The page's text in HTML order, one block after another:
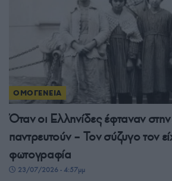
ΟΜΟΓΕΝΕΙΑ
Όταν οι Ελληνίδες έφταναν
παντρευτούν – Τον σύζυγο τον
φωτογραφία
23/07/2026 - 4:57μμ